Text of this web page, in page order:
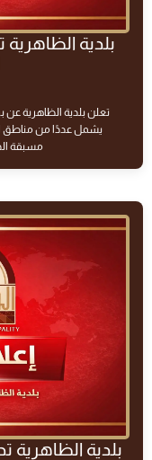
بلدية الظاهرية
يشمل عددًا من مناطق
مسبقة
بلدية الظاهرية